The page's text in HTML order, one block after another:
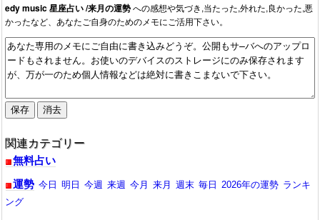
edy music 星座占い /来月の運勢への感想や気づき,当たった,外れた,良かった,悪
かったなど、あなたご自身のためのメモにご活用下さい。
関連カテゴリー
無料占い
運勢 今日 明日 今週 来週 今月 来月 週末 毎日 2026年の運勢 ランキ
ング